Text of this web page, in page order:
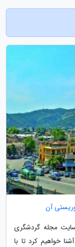
آن
سایت مجله گردشگری
خواهیم کرد تا با